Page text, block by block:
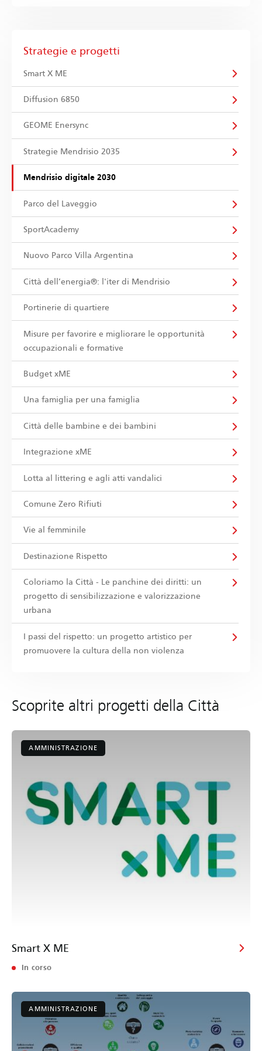
Strategie e progetti
Smart X ME
Diffusion 6850
GEOME Enersync
Strategie Mendrisio 2035
Mendrisio digitale 2030
Parco del Laveggio
SportAcademy
Nuovo Parco Villa Argentina
Città dell’energia®: l'iter di Mendrisio
Portinerie di quartiere
Misure per favorire e migliorare le opportunità
occupazionali e formative
Budget xME
Una famiglia per una famiglia
Città delle bambine e dei bambini
Integrazione xME
Lotta al littering e agli atti vandalici
Comune Zero Rifiuti
Vie al femminile
Destinazione Rispetto
Coloriamo la Città - Le panchine dei diritti: un
progetto di sensibilizzazione e valorizzazione
urbana
I passi del rispetto: un progetto artistico per
promuovere la cultura della non violenza
Scoprite altri progetti della Città
AMMINISTRAZIONE
Smart X ME
In corso
AMMINISTRAZIONE